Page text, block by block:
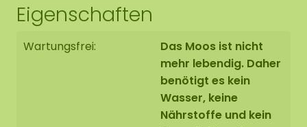
Eigenschaften
Wartungsfrei:
Das Moos ist nicht
mehr lebendig. Daher
benötigt es kein
Wasser, keine
Nährstoffe und kein